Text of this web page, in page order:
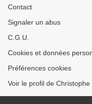
Contact
Signaler un abus
C.G.U.
Cookies et données
Préférences cookies
Voir le profil de